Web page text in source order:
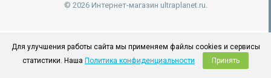
© 2026 Интернет-магазин ultraplanet.ru.
Для улучшения работы сайта мы применяем файлы cookies и сервисы
статистики. Наша Политика конфиденциальности Принять